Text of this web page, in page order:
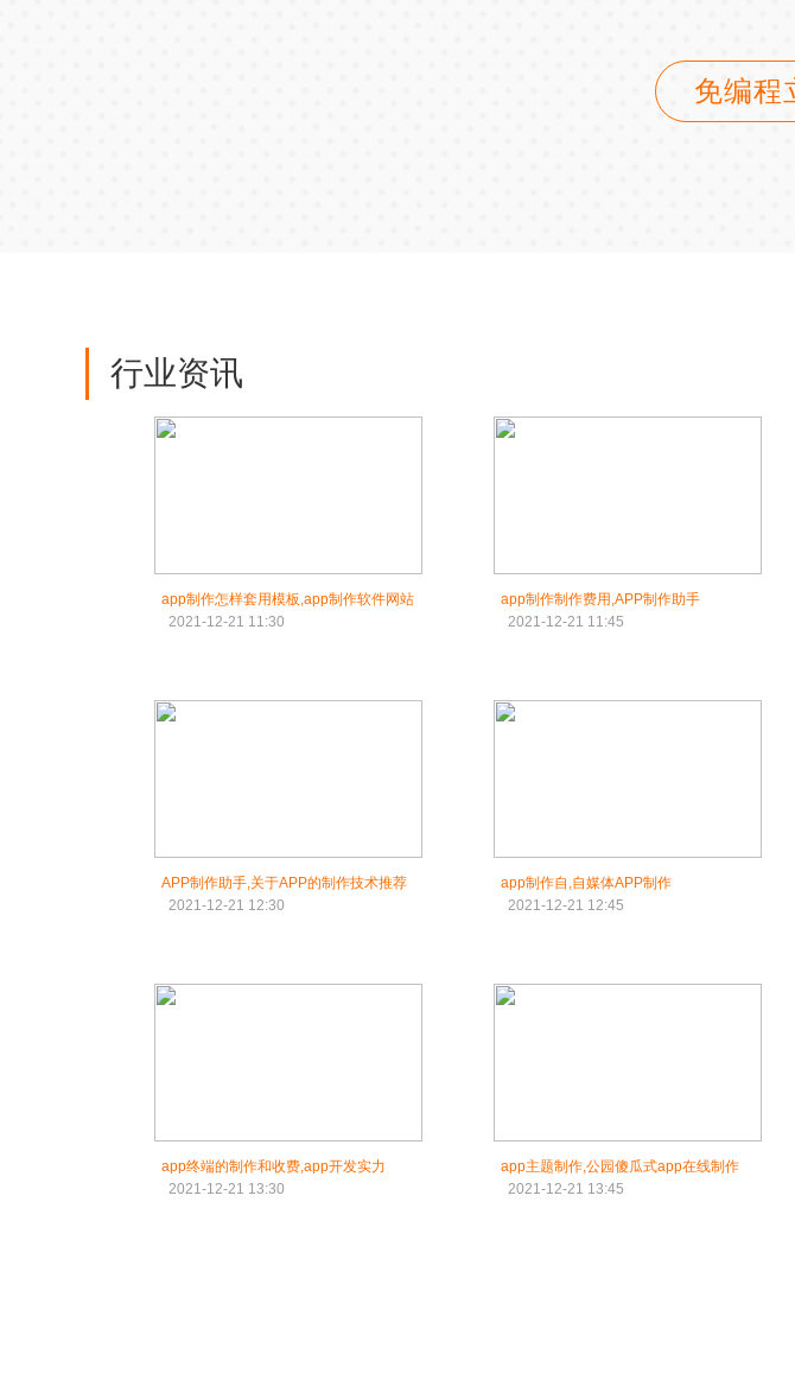
免编程
行业资讯
app制作怎样套用模板,app制作软件网站
2021-12-21 11:30
app制作制作费用,APP制作助手
2021-12-21 11:45
APP制作助手,关于APP的制作技术推荐
2021-12-21 12:30
app制作自,自媒体APP制作
2021-12-21 12:45
app终端的制作和收费,app开发实力
2021-12-21 13:30
app主题制作,公园傻瓜式app在线制作
2021-12-21 13:45